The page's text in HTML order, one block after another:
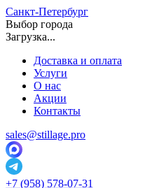
Санкт-Петербург
Выбор города
Загрузка...
Доставка и оплата
Услуги
О нас
Акции
Контакты
sales@stillage.pro
+7 (958) 578-07-31